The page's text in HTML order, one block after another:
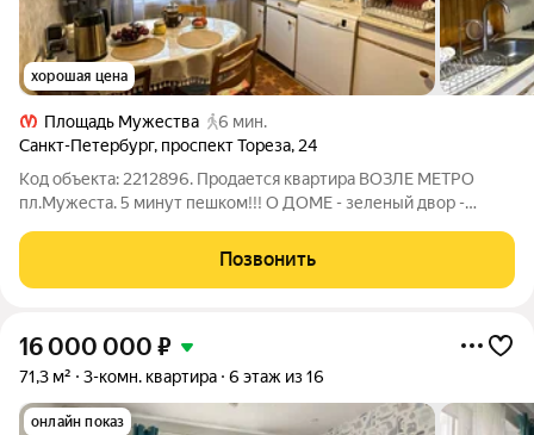
хорошая цена
Площадь Мужества
6 мин.
Санкт-Петербург, проспект Тореза, 24
Код объекта: 2212896. Продается квартира ВОЗЛЕ МЕТРО
пл.Мужеста. 5 минут пешком!!! О ДОМЕ - зеленый двор -
новые трубы по стояку О КВАРТИРЕ - просторная кухня -
раздельный санузел -
Позвонить
16 000 000 ₽
71,3 м² 3-комн. квартира 6 этаж из 16
онлайн показ